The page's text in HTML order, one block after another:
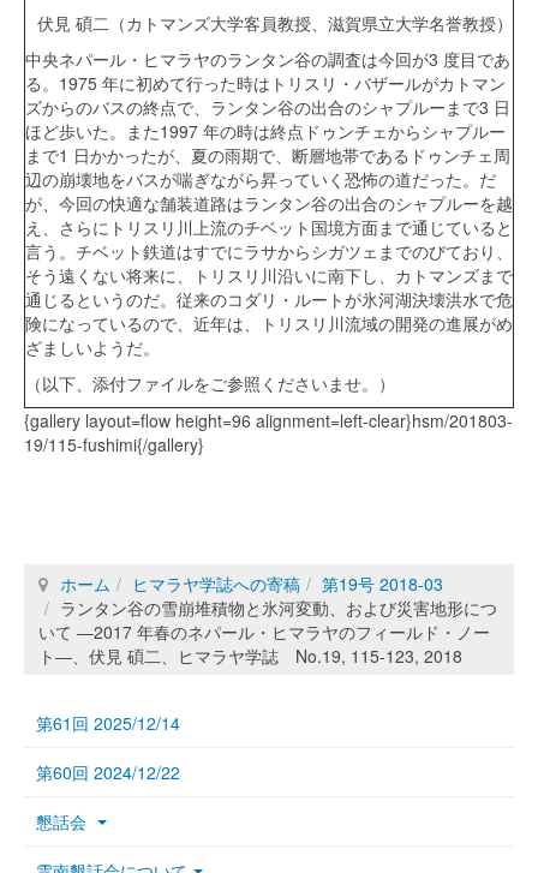
伏見 碩二（カトマンズ大学客員教授、滋賀県立大学名誉教授）
中央ネパール・ヒマラヤのランタン谷の調査は今回が3 度目であ
る。1975 年に初めて行った時はトリスリ・バザールがカトマン
ズからのバスの終点で、ランタン谷の出合のシャプルーまで3 日
ほど歩いた。また1997 年の時は終点ドゥンチェからシャプルー
まで1 日かかったが、夏の雨期で、断層地帯であるドゥンチェ周
辺の崩壊地をバスが喘ぎながら昇っていく恐怖の道だった。だ
が、今回の快適な舗装道路はランタン谷の出合のシャプルーを越
え、さらにトリスリ川上流のチベット国境方面まで通じていると
言う。チベット鉄道はすでにラサからシガツェまでのびており、
そう遠くない将来に、トリスリ川沿いに南下し、カトマンズまで
通じるというのだ。従来のコダリ・ルートが氷河湖決壊洪水で危
険になっているので、近年は、トリスリ川流域の開発の進展がめ
ざましいようだ。
（以下、添付ファイルをご参照くださいませ。）
{gallery layout=flow height=96 alignment=left-clear}hsm/201803-
19/115-fushimi{/gallery}
ホーム ヒマラヤ学誌への寄稿
第19号 2018-03
ランタン谷の雪崩堆積物と氷河変動、および災害地形につ
いて ―2017 年春のネパール・ヒマラヤのフィールド・ノー
ト―、伏見 碩二、ヒマラヤ学誌 No.19, 115-123, 2018
第61回 2025/12/14
第60回 2024/12/22
懇話会